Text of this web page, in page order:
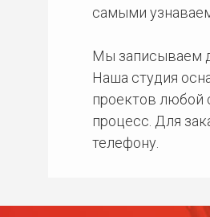
самыми
Мы записываем
Наша студия
проектов любой
процесс. Для
телефону.